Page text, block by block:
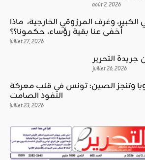
août 2, 2026
وغرف المرزوقي الخارجية، ماذا
أخفى عنا بقية رؤساء، حكمونا؟؟
juillet 27, 2026
juillet 26, 2026
وتنجز الصين: تونس في قلب معركة
النفوذ الصامت
juillet 23, 2026